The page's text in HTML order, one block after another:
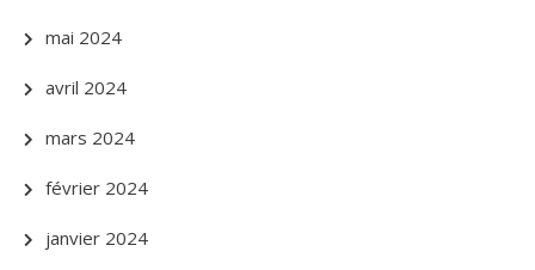
mai 2024
avril 2024
mars 2024
février 2024
janvier 2024